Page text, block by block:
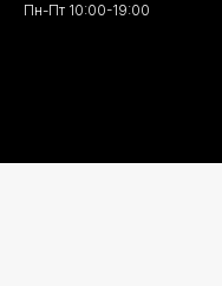
Пн-Пт 10:00-19:00